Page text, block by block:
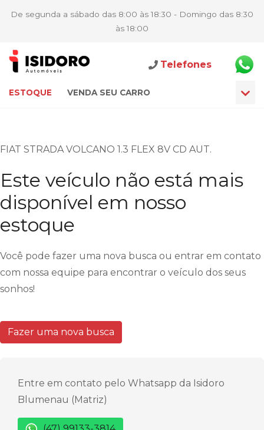
De segunda a sábado das 8:00 às 18:30 - Domingo das 8:30
às 18:00
ESTOQUE VENDA SEU CARRO
Telefones
FIAT STRADA VOLCANO 1.3 FLEX 8V CD AUT.
Este veículo não está mais
disponível em nosso
estoque
Você pode fazer uma nova busca ou entrar em contato
com nossa equipe para encontrar o veículo dos seus
sonhos!
Fazer uma nova busca
Entre em contato pelo Whatsapp da Isidoro
Blumenau (Matriz)